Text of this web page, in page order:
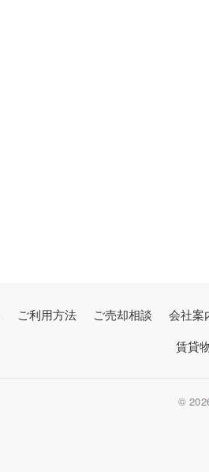
ご利用方法 ご売却相談 会社案
賃貸
©